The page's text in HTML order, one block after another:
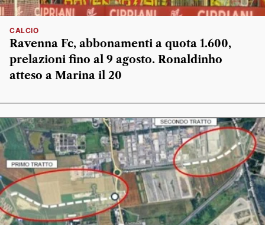
CALCIO
Ravenna Fc, abbonamenti a quota 1.600,
prelazioni fino al 9 agosto. Ronaldinho
atteso a Marina il 20